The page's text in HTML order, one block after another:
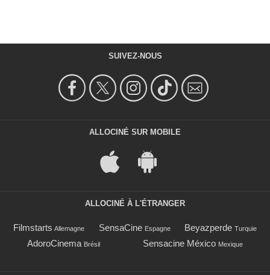
SUIVEZ-NOUS
ALLOCINÉ SUR MOBILE
ALLOCINÉ À L'ÉTRANGER
Filmstarts Allemagne SensaCine Espagne Beyazperde Turquie
AdoroCinema Brésil Sensacine México Mexique